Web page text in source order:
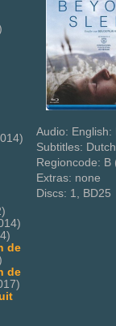
de
de
Audio: English:
Subtitles:
Regioncode: B
Extras: none
Discs: 1, BD25